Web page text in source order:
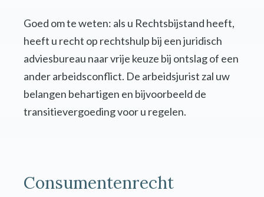
Goed om te weten: als u Rechtsbijstand heeft,
heeft u recht op rechtshulp bij een juridisch
adviesbureau naar vrije keuze bij ontslag of een
ander arbeidsconflict. De arbeidsjurist zal uw
belangen behartigen en bijvoorbeeld de
transitievergoeding voor u regelen.
Consumentenrecht